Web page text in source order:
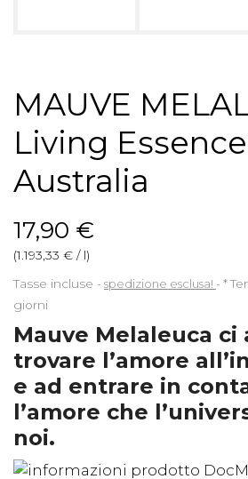
MAUVE
Living
Australia
17,90 €
(1.193,33 € / l)
Tasse incluse
spedizione esclusa! *
giorni
Mauve Melaleuca ci
trovare l’amore
e ad entrare in
l’amore che
noi.